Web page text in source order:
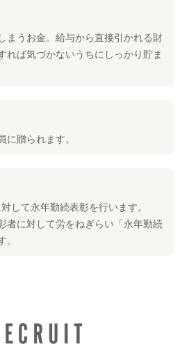
まうお金。給与から直接引かれる財
れば気づかないうちにしっかり貯ま
に贈られます。
して永年勤続表彰を行います。
者に対して労をねぎらい「永年勤続
。